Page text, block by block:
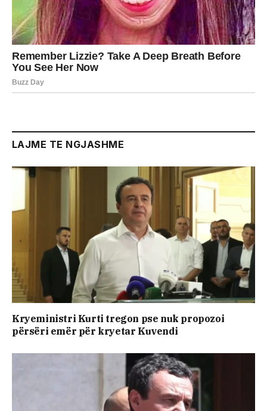
LAJME TE NGJASHME
Kryeministri Kurti tregon pse nuk propozoi
përsëri emër për kryetar Kuvendi